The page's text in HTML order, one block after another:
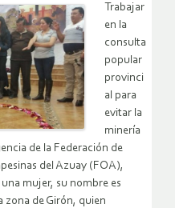
Trabajar
en la
consulta
popular
provinci
al para
evitar la
minería
de la Federación de
del Azuay (FOA),
mujer, su nombre es
zona de Girón, quien